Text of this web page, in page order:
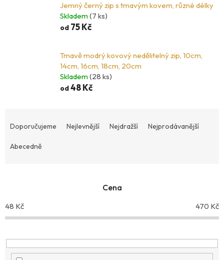
Jemný černý zip s tmavým kovem, různé délky
Skladem(7 ks)
od 75 Kč
Tmavě modrý kovový nedělitelný zip, 10cm,
14cm, 16cm, 18cm, 20cm
Skladem(28 ks)
od48 Kč
a
e
o
d
k
Doporučujeme Nejlevnější Nejdražší Nejprodávanější
Abecedně
Cena
48 Kč 470 Kč